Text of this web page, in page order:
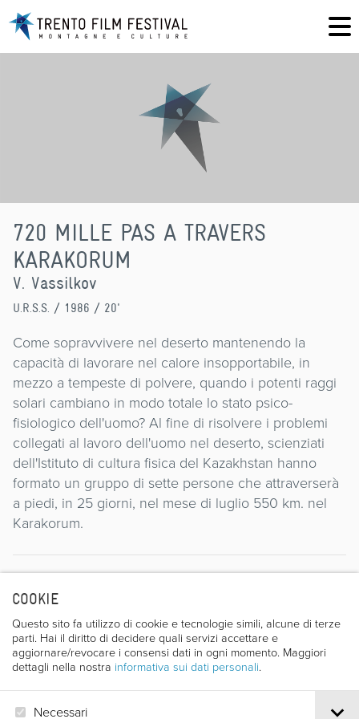
COOKIE
Questo sito fa utilizzo di cookie e tecnologie simili, alcune di terze
parti. Hai il diritto di decidere quali servizi accettare e
aggiornare/revocare i consensi dati in ogni momento. Maggiori
dettagli nella nostra informativa sui dati personali.
Necessari
720 MILLE PAS A TRAVERS
KARAKORUM
V. Vassilkov
U.R.S.S. / 1986 / 20'
Come sopravvivere nel deserto mantenendo la
capacità di lavorare nel calore insopportabile, in
mezzo a tempeste di polvere, quando i potenti raggi
solari cambiano in modo totale lo stato psico-
fisiologico dell'uomo? Al fine di risolvere i problemi
collegati al lavoro dell'uomo nel deserto, scienziati
dell'Istituto di cultura fisica del Kazakhstan hanno
formato un gruppo di sette persone che attraverserà
a piedi, in 25 giorni, nel mese di luglio 550 km. nel
Karakorum.
Regista